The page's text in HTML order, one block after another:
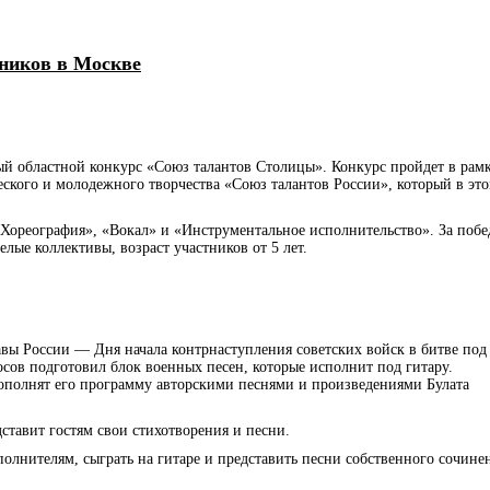
в Москве
областной конкурс «Союз талантов Столицы». Конкурс пройдет в
и молодежного творчества «Союз талантов России», который в
«Вокал» и «Инструментальное исполнительство». За
коллективы, возраст участников от 5 лет.
России — Дня начала контрнаступления советских войск в битве под
подготовил блок военных песен, которые исполнит под гитару.
его программу авторскими песнями и произведениями Булата
гостям свои стихотворения и песни.
сыграть на гитаре и представить песни собственного